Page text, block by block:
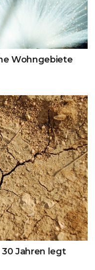
Wohngebiete
Jahren legt